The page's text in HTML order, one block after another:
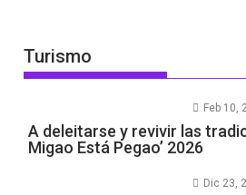
Turismo
Feb 10,
A deleitarse y revivir las
Migao Está Pegao’ 2026
Dic 23,